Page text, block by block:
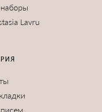
Lavru